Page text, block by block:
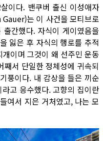
이다. 밴쿠버 출신 이성애자
는 이 사건을 모티브로
간했다. 자식이 게이였음을
잃은 후 자식의 행로를 추적
이며 그것이 왜 선주민 운동
서 단일한 정체성에 귀속되
풍이다. 내 감상을 들은 끼순
고 응수했다. 고향의 집이란
여서 지은 거처였고, 나는 모